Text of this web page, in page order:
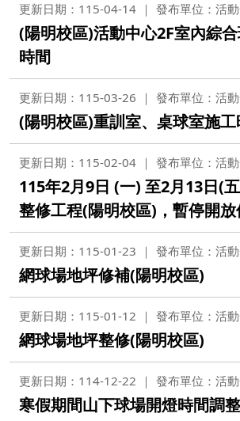
更新日期：115-04-14 發布單位：活
(陽明校區)活動中心2F室內綜
時間
更新日期：115-03-26 發布單位：活
(陽明校區)重訓室、桌球室施工
更新日期：115-02-04 發布單位：活
115年2月9日 (一) 至2月13日(
整修工程(陽明校區)，暫停開放
更新日期：115-01-23 發布單位：活
網球場地坪修補(陽明校區)
更新日期：115-01-12 發布單位：活
網球場地坪整修(陽明校區)
更新日期：114-12-22 發布單位：活
寒假期間山下球場開燈時間調整